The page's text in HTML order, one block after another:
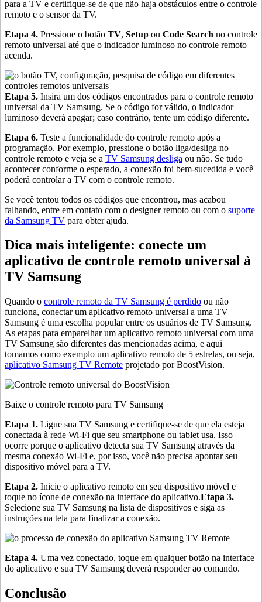
para a TV e certifique-se de que não haja obstáculos entre o controle
remoto e o sensor da TV.
Etapa 4. Pressione o botão TV, Setup ou Code Search no controle
remoto universal até que o indicador luminoso no controle remoto
acenda.
Etapa 5. Insira um dos códigos encontrados para o controle remoto
universal da TV Samsung. Se o código for válido, o indicador
luminoso deverá apagar; caso contrário, tente um código diferente.
Etapa 6. Teste a funcionalidade do controle remoto após a
programação. Por exemplo, pressione o botão liga/desliga no
controle remoto e veja se a TV Samsung desliga ou não. Se tudo
acontecer conforme o esperado, a conexão foi bem-sucedida e você
poderá controlar a TV com o controle remoto.
Se você tentou todos os códigos que encontrou, mas acabou
falhando, entre em contato com o designer remoto ou com o suporte
da Samsung TV para obter ajuda.
Dica mais inteligente: conecte um
aplicativo de controle remoto universal à
TV Samsung
Quando o controle remoto da TV Samsung é perdido ou não
funciona, conectar um aplicativo remoto universal a uma TV
Samsung é uma escolha popular entre os usuários de TV Samsung.
As etapas para emparelhar um aplicativo remoto universal com uma
TV Samsung são diferentes das mencionadas acima, e aqui
tomamos como exemplo um aplicativo remoto de 5 estrelas, ou seja,
aplicativo Samsung TV Remote projetado por BoostVision.
Baixe o controle remoto para TV Samsung
Etapa 1. Ligue sua TV Samsung e certifique-se de que ela esteja
conectada à rede Wi-Fi que seu smartphone ou tablet usa. Isso
ocorre porque o aplicativo detecta sua TV Samsung através da
mesma conexão Wi-Fi e, por isso, você não precisa apontar seu
dispositivo móvel para a TV.
Etapa 2. Inicie o aplicativo remoto em seu dispositivo móvel e
toque no ícone de conexão na interface do aplicativo.Etapa 3.
Selecione sua TV Samsung na lista de dispositivos e siga as
instruções na tela para finalizar a conexão.
Etapa 4. Uma vez conectado, toque em qualquer botão na interface
do aplicativo e sua TV Samsung deverá responder ao comando.
Conclusão